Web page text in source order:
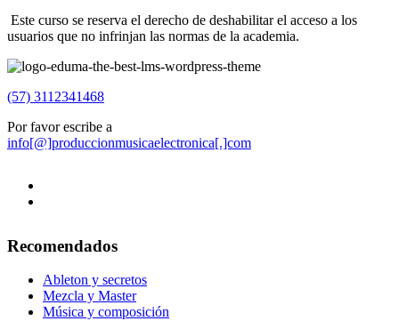
Este curso se reserva el derecho de deshabilitar el acceso a los
usuarios que no infrinjan las normas de la academia.
(57) 3112341468
Por favor escribe a
info[@]produccionmusicaelectronica[.]com
Recomendados
Ableton y secretos
Mezcla y Master
Música y composición